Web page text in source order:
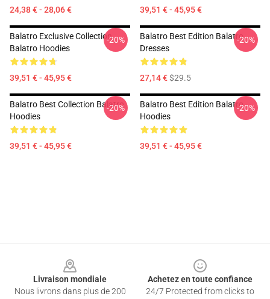
24,38 € - 28,06 € 39,51 € - 45,95 €
Balatro Exclusive Collection
Balatro Hoodies
39,51 € - 45,95 €
-20%
Balatro Best Edition Balatro
Dresses
27,14 €$29.5
-20%
Balatro Best Collection Balatro
Hoodies
39,51 € - 45,95 €
-20%
Balatro Best Edition Balatro
Hoodies
39,51 € - 45,95 €
-20%
Livraison mondiale
Nous livrons dans plus de 200
Achetez en toute confiance
24/7 Protected from clicks to